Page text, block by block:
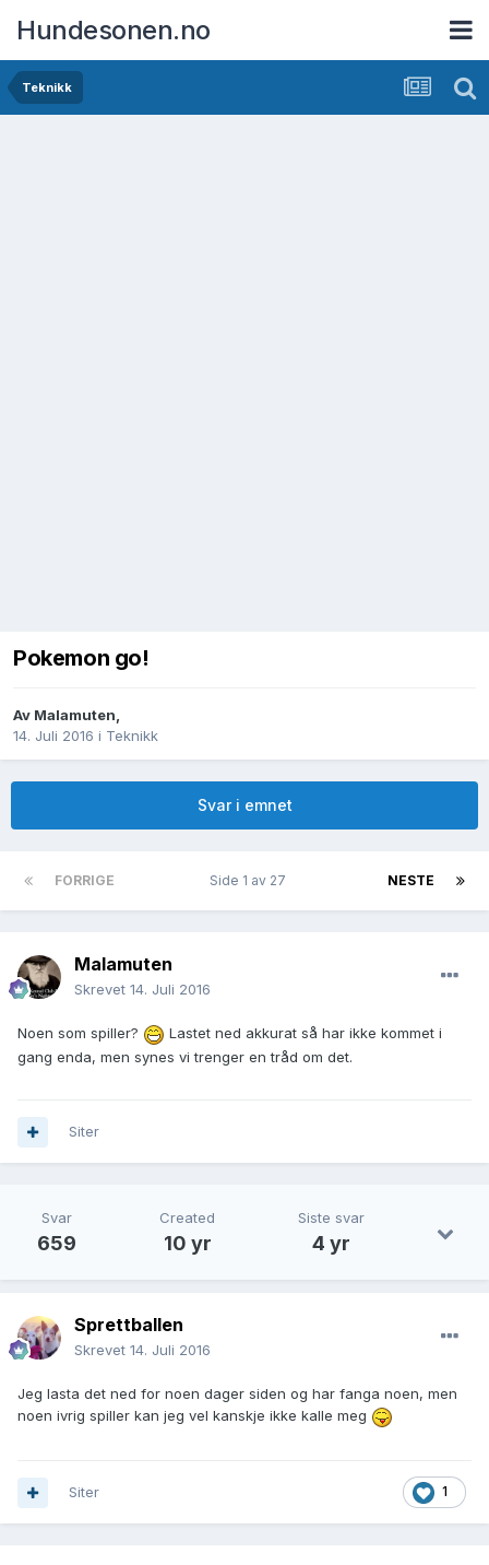
Hundesonen.no
Teknikk
Pokemon go!
Av Malamuten,
14. Juli 2016 i Teknikk
Svar i emnet
FORRIGE NESTE
Side 1 av 27
Malamuten
Skrevet 14. Juli 2016
Noen som spiller?
Lastet ned akkurat så har ikke kommet i
gang enda, men synes vi trenger en tråd om det.
Siter
Svar
659
Created
10 yr
Siste svar
4 yr
Sprettballen
Skrevet 14. Juli 2016
Jeg lasta det ned for noen dager siden og har fanga noen, men
noen ivrig spiller kan jeg vel kanskje ikke kalle meg
1
Siter